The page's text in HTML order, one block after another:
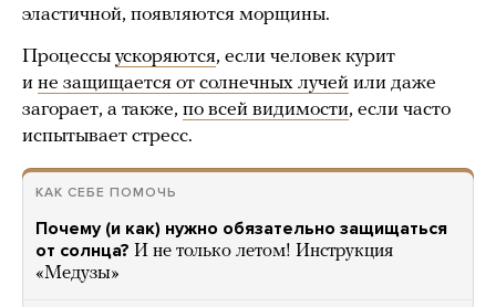
эластичной, появляются морщины.
Процессы ускоряются, если человек курит
и не защищается от солнечных лучей или даже
загорает, а также, по всей видимости, если часто
испытывает стресс.
КАК СЕБЕ ПОМОЧЬ
Почему (и как) нужно обязательно защищаться
от солнца? И не только летом! Инструкция
«Медузы»